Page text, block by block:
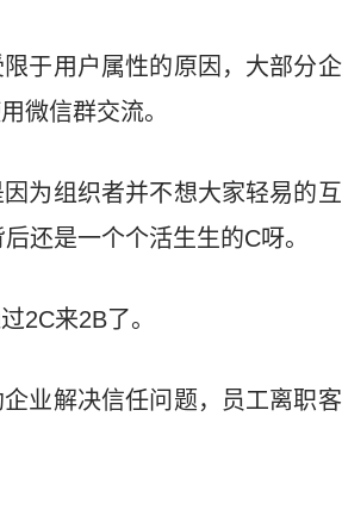
于用户属性的原因，大部分
微信群交流。
为组织者并不想大家轻易的
还是一个个活生生的C呀。
2C来2B了。
业解决信任问题，员工离职